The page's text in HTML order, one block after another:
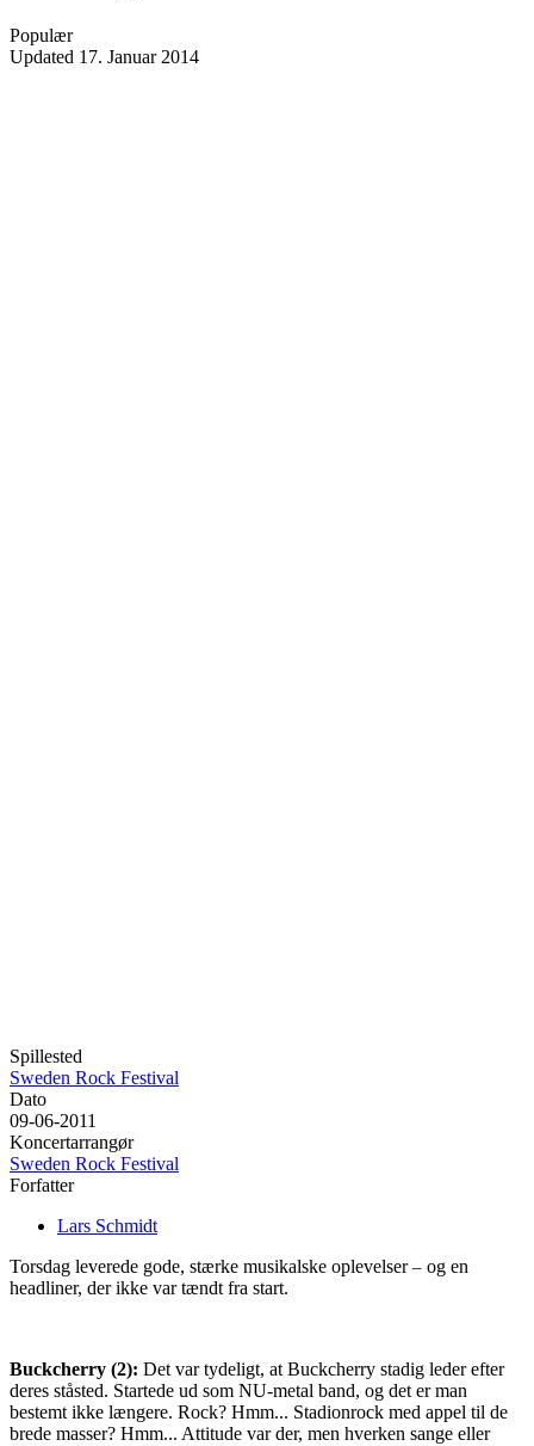
Populær
Updated 17. Januar 2014
Spillested
Sweden Rock Festival
Dato
09-06-2011
Koncertarrangør
Sweden Rock Festival
Forfatter
Lars Schmidt
Torsdag leverede gode, stærke musikalske oplevelser– og en
headliner, der ikke var tændt fra start.
Buckcherry (2): Det var tydeligt, at Buckcherry stadig leder efter
deres ståsted. Startede ud som NU-metal band, og det er man
bestemt ikke længere. Rock? Hmm... Stadionrock med appel til de
brede masser? Hmm... Attitude var der, men hverken sange eller